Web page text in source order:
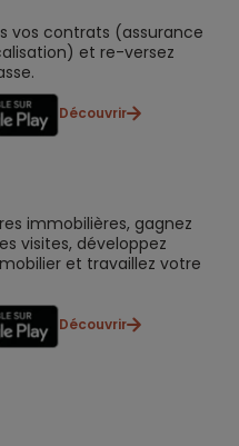
vos contrats (assurance
et re-versez
Découvrir
immobilières, gagnez
visites, développez
et travaillez votre
Découvrir